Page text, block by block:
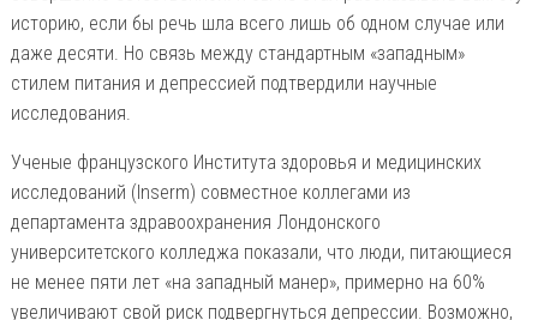
историю, если бы речь шла всего лишь об одном случае или
даже десяти. Но связь между стандартным «западным»
стилем питания и депрессией подтвердили научные
исследования.
Ученые французского Института здоровья и медицинских
исследований (Inserm) совместное коллегами из
департамента здравоохранения Лондонского
университетского колледжа показали, что люди, питающиеся
не менее пяти лет «на западный манер», примерно на 60%
увеличивают свой риск подвергнуться депрессии. Возможно,